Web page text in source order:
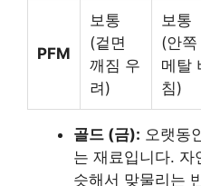
PFM
보통
(겉면
깨짐 우
려)
보통
(안쪽
메탈
침)
골드 (금): 오랫동
는 재료입니다. 자
슷해서 맞물리는